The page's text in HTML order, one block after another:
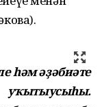
һәм әҙәбиәте
уҡытыусыһы.